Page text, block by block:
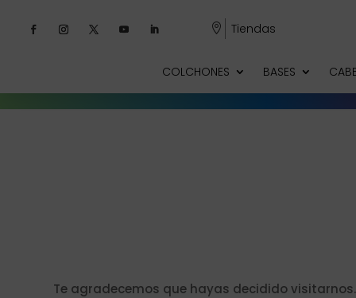
 Tiendas
COLCHONES BASES
Te agradecemos que hayas decidido